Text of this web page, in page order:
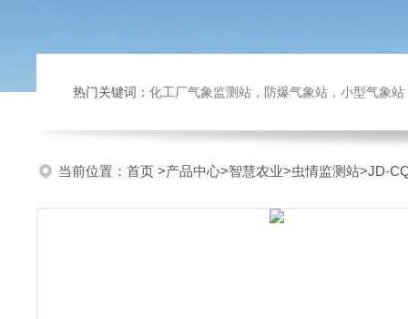
热门关键词： 化工厂气象监测站，防爆气象站，小型气象站，化
当前位置： 首页 >产品中心>智慧农业>虫情监测站>JD-